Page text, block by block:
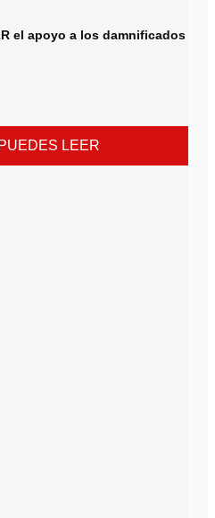
el apoyo a los damnificados
LEER